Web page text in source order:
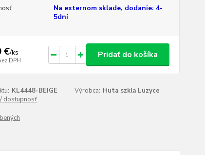
Na externom sklade, dodanie: 4-
5dní
€/ks
DPH
Pridať do košíka
KL4448-BEIGE Výrobca: Huta szkla Luzyce
dostupnosť